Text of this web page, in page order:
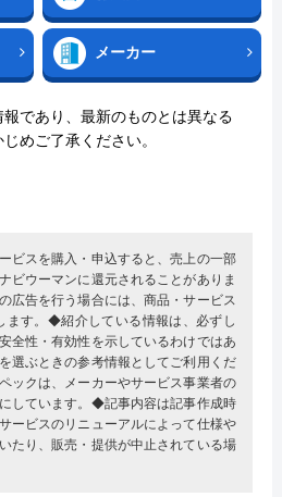
メーカー
であり、最新のものとは異なる
めご了承ください。
ビスを購入・申込すると、売上の一部
ビウーマンに還元されることがありま
広告を行う場合には、商品・サービス
ます。◆紹介している情報は、必ずし
全性・有効性を示しているわけではあ
選ぶときの参考情報としてご利用くだ
ックは、メーカーやサービス事業者の
しています。◆記事内容は記事作成時
ービスのリニューアルによって仕様や
たり、販売・提供が中止されている場